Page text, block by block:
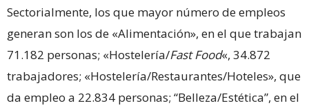
Sectorialmente, los que mayor número de empleos
generan son los de «Alimentación», en el que trabajan
71.182 personas; «Hostelería/Fast Food«, 34.872
trabajadores; «Hostelería/Restaurantes/Hoteles», que
da empleo a 22.834 personas; “Belleza/Estética”, en el